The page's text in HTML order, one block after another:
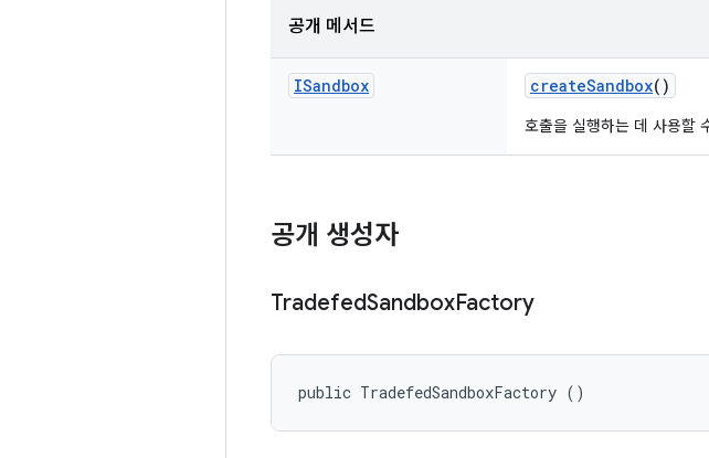
공개 메서드
ISandbox createSandbox()
호출을 실행하는 데 사용할
공개 생성자
TradefedSandboxFactory
public TradefedSandboxFactory ()